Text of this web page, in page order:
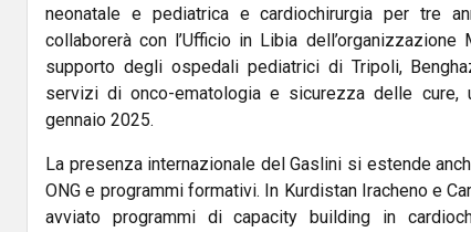
neonatale e pediatrica e cardiochirurgia per tre
collaborerà con l’Ufficio in Libia
supporto degli ospedali pediatrici di Tripoli,
servizi di onco-ematologia e sicurezza delle
gennaio 2025.
La presenza internazionale del Gaslini si estende
ONG e programmi formativi. In Kurdistan Iracheno e
avviato programmi di capacity building in